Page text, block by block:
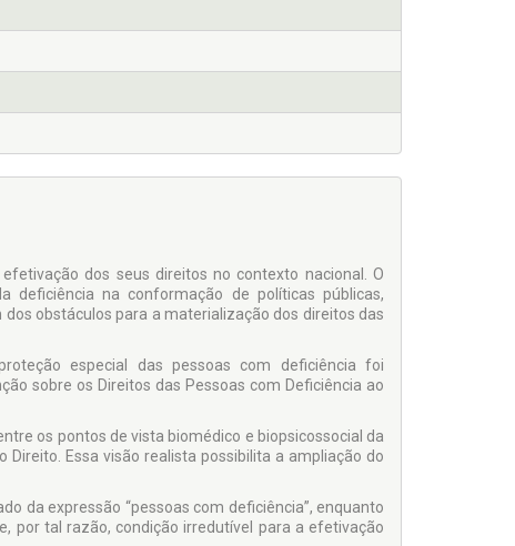
dos seus direitos no contexto nacional. O
deficiência na conformação de políticas públicas,
obstáculos para a materialização dos direitos das
especial das pessoas com deficiência foi
sobre os Direitos das Pessoas com Deficiência ao
os pontos de vista biomédico e biopsicossocial da
Essa visão realista possibilita a ampliação do
da expressão “pessoas com deficiência”, enquanto
por tal razão, condição irredutível para a efetivação